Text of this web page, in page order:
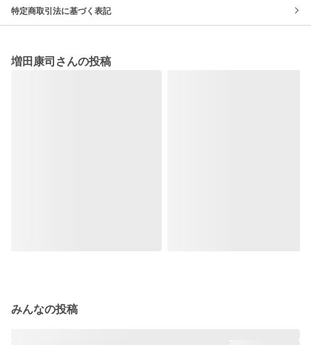
特定商取引法に基づく表記
増田康司さんの投稿
みんなの投稿